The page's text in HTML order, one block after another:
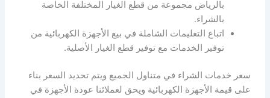
بالرياض مجموعة من قطع الغيار المختلفة الخاصة
بالشراء.
اتباع التعليمات الشاملة في بيع الأجهزة الكهربائية من
توفير الخدمات مع توفير قطع الغيار الأصلية.
سعر خدمات الشراء في متناول الجميع ويتم تحديد السعر بناء
على قيمة الأجهزة الكهربائية ويحق لعملائنا عودة الأجهزة في